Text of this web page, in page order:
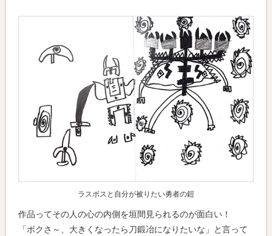
ラスボスと自分が被りたい勇者の鎧
作品ってその人の心の内側を垣間見られるのが面白い！
「ボクさ～、大きくなったら刀鍛冶になりたいな」と言って